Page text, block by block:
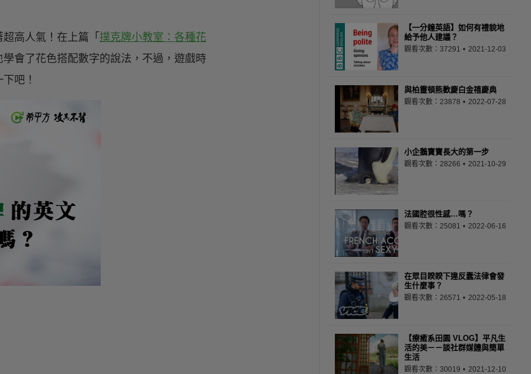
高人氣！在上篇「 撲克牌小教室：各種花
會了花色搭配數字的說法，不過，遊戲時
吧！
【一分鐘英語】如何有禮貌地
給予他人建議？
觀看次數：37291 2021-12-03
與柏靈頓熊歡慶白金禧慶典
觀看次數：23878 2022-07-28
小企鵝寶寶長大的第一步
觀看次數：28266 2021-10-29
法國腔很性感…嗎？
觀看次數：25081 2022-06-16
在眾目睽睽下違反蠢法律會發
生什麼事？
觀看次數：26571 2022-05-18
【療癒系田園 VLOG】平凡生
活的美－－談社群媒體與簡單
生活
觀看次數：30019 2021-12-10